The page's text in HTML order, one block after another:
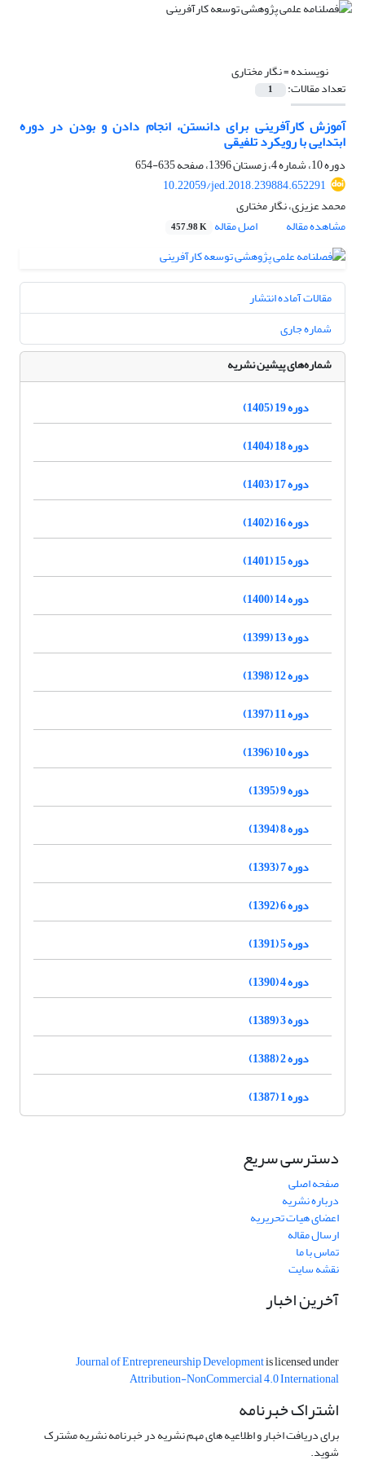
نویسنده =نگار مختاری
تعداد مقالات: 1
آموزش کارآفرینی برای دانستن، انجام دادن و بودن در دوره
ابتدایی با رویکرد تلفیقی
دوره 10، شماره 4، زمستان 1396، صفحه
635-654
10.22059/jed.2018.239884.652291
محمد عزیزی، نگار مختاری
مشاهده مقاله
اصل مقاله 457.98 K
مقالات آماده انتشار
شماره جاری
شماره‌های پیشین نشریه
دوره 19 (1405)
دوره 18 (1404)
دوره 17 (1403)
دوره 16 (1402)
دوره 15 (1401)
دوره 14 (1400)
دوره 13 (1399)
دوره 12 (1398)
دوره 11 (1397)
دوره 10 (1396)
دوره 9 (1395)
دوره 8 (1394)
دوره 7 (1393)
دوره 6 (1392)
دوره 5 (1391)
دوره 4 (1390)
دوره 3 (1389)
دوره 2 (1388)
دوره 1 (1387)
دسترسی سریع
صفحه اصلی
درباره نشریه
اعضای هیات تحریریه
ارسال مقاله
تماس با ما
نقشه سایت
آخرین اخبار
Journal of Entrepreneurship Developmentis licensed under
Attribution-NonCommercial 4.0 International
اشتراک خبرنامه
برای دریافت اخبار و اطلاعیه های مهم نشریه در خبرنامه نشریه مشترک
شوید.